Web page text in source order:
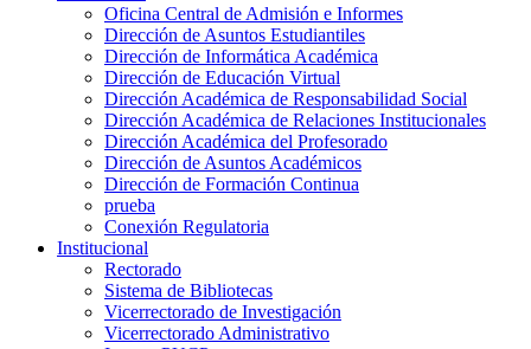
Oficina Central de Admisión e Informes
Dirección de Asuntos Estudiantiles
Dirección de Informática Académica
Dirección de Educación Virtual
Dirección Académica de Responsabilidad Social
Dirección Académica de Relaciones Institucionales
Dirección Académica del Profesorado
Dirección de Asuntos Académicos
Dirección de Formación Continua
prueba
Conexión Regulatoria
Institucional
Rectorado
Sistema de Bibliotecas
Vicerrectorado de Investigación
Vicerrectorado Administrativo